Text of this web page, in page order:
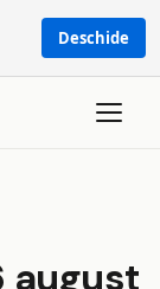
Deschide
august